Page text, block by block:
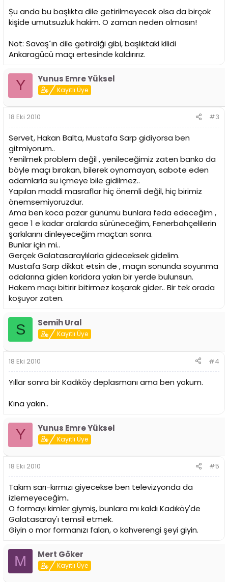
Şu anda bu başlıkta dile getirilmeyecek olsa da birçok
kişide umutsuzluk hakim. O zaman neden olmasın!
Not: Savaş´ın dile getirdiği gibi, başlıktaki kilidi
Ankaragücü maçı ertesinde kaldırırız.
Y Yunus Emre Yüksel
Kayıtlı Üye
18 Eki 2010 #3
Servet, Hakan Balta, Mustafa Sarp gidiyorsa ben
gitmiyorum..
Yenilmek problem değil , yenileceğimiz zaten banko da
böyle maçı bırakan, bilerek oynamayan, sabote eden
adamlarla su içmeye bile gidilmez..
Yapılan maddi masraflar hiç önemli değil, hiç birimiz
önemsemiyoruzdur.
Ama ben koca pazar günümü bunlara feda edeceğim ,
gece 1 e kadar oralarda sürüneceğim, Fenerbahçelilerin
şarkılarını dinleyeceğim maçtan sonra.
Bunlar için mi..
Gerçek Galatasaraylılarla gideceksek gidelim.
Mustafa Sarp dikkat etsin de , maçın sonunda soyunma
odalarına giden koridora yakın bir yerde bulunsun.
Hakem maçı bitirir bitirmez koşarak gider.. Bir tek orada
koşuyor zaten.
S Semih Ural
Kayıtlı Üye
18 Eki 2010 #4
Yıllar sonra bir Kadıköy deplasmanı ama ben yokum.
Kına yakın..
Y Yunus Emre Yüksel
Kayıtlı Üye
18 Eki 2010 #5
Takım sarı-kırmızı giyecekse ben televizyonda da
izlemeyeceğim..
O formayı kimler giymiş, bunlara mı kaldı Kadıköy'de
Galatasaray'ı temsil etmek.
Giyin o mor formanızı falan, o kahverengi şeyi giyin.
M Mert Göker
Kayıtlı Üye